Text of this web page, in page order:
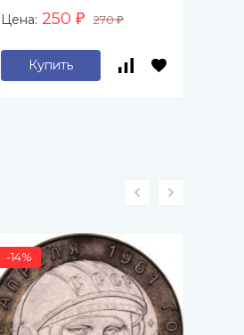
Цена: 250 ₽ 270₽
Купить
-14%